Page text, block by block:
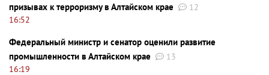
призывах к терроризму в Алтайском крае
12
16:52
Федеральный министр и сенатор оценили развитие
промышленности в Алтайском крае
13
16:19